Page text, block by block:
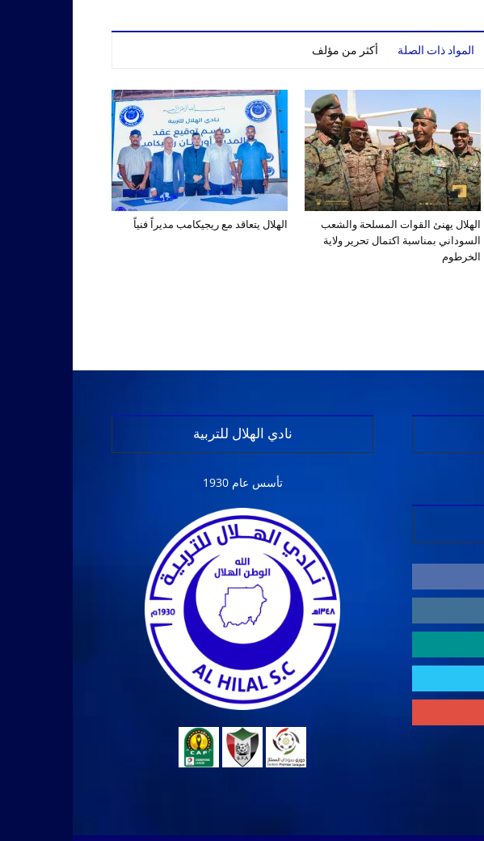
المواد ذات الصلة أكثر من مؤلف
الهلال يتعاقد مع ريجيكامب مديراً فنياً
الهلال يهنئ القوات المسلحة والشعب
السوداني بمناسبة اكتمال تحرير ولاية
الخرطوم
نادي الهلال للتربية
تأسس عام 1930